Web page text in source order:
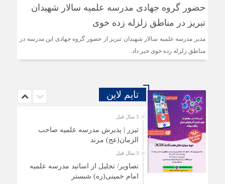
حضور گروه جهادی مدرسه علمیه سالار شهیدان
تبریز در مناطق زلزله زده خوی
مدیر مدرسه علمیه سالار شهیدان تبریز از حضور گروه جهادی این مدرسه در
مناطق زلزله زده خوی خبر داد.
تایم لاین
3 سال قبل
تیزر | پذیرش مدرسه علمیه صاحب
الزمان(عج) مرند
3 سال قبل
تصاویر/ تجلیل از اساتید مدرسه علمیه
امام خمینی(ره) شبستر